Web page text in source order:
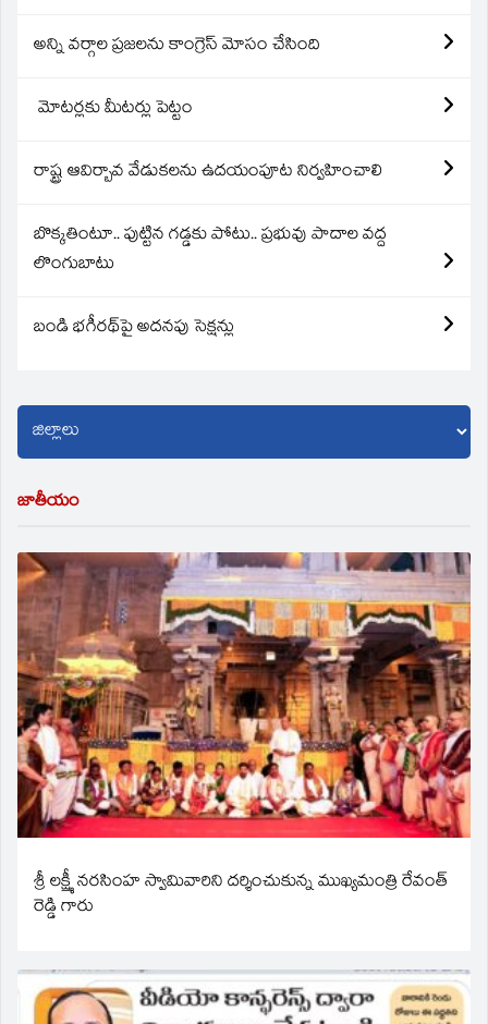
అన్ని వర్గాల ప్రజలను కాంగ్రెస్ మోసం చేసింది
మోటర్లకు మీటర్లు పెట్టం
రాష్ట్ర ఆవిర్బావ వేడుకలను ఉదయంపూట నిర్వహించాలి
బొక్కతింటూ.. పుట్టిన గడ్డకు పోటు.. ప్రభువు పాదాల వద్ద
లొంగుబాటు
బండి భగీరథ్‌పై అదనపు సెక్షన్లు
జాతీయం
శ్రీ లక్ష్మీ నరసింహ స్వామివారిని దర్శించుకున్న ముఖ్యమంత్రి రేవంత్
రెడ్డి గారు